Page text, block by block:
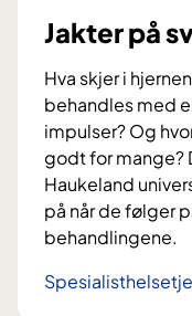
Jakter på
Hva skjer i
behandles med
impulser? Og
godt for mange?
Haukeland
på når de følger
behandlingene.